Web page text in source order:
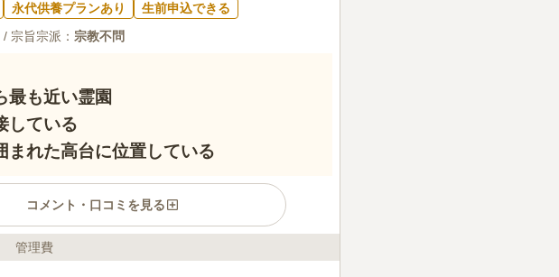
永代供養プランあり
生前申込できる
/ 宗旨宗派： 宗教不問
最も近い霊園
している
まれた高台に位置している
コメント・口コミを見る
コメント
管理費